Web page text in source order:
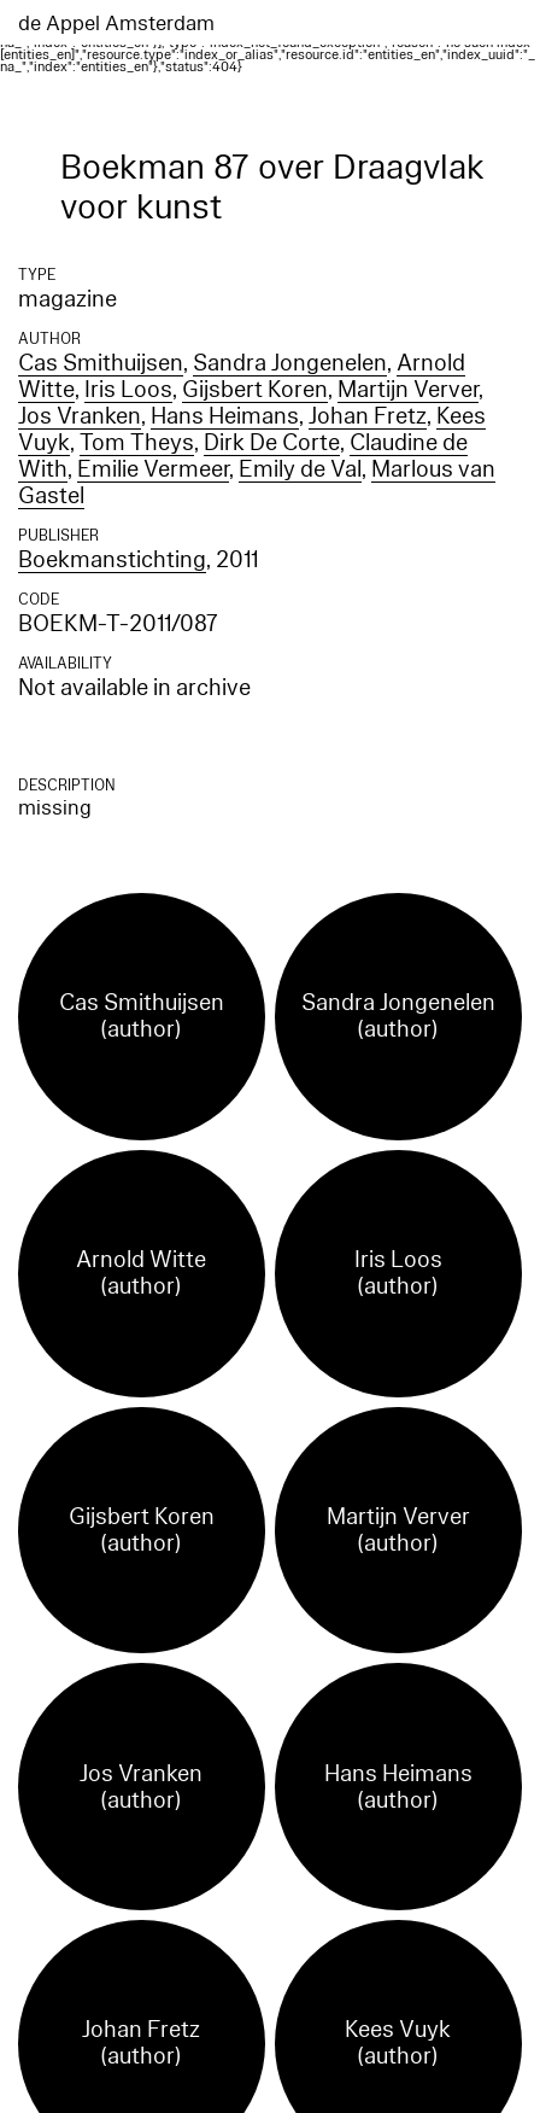
[{"type":"index_not_found_exception","reason":"no such index
[entities_en]","resource.type":"index_or_alias","resource.id":"entities_en","index_uuid":"_
na_","index":"entities_en"}],"type":"index_not_found_exception","reason":"no such index
[entities_en]","resource.type":"index_or_alias","resource.id":"entities_en","index_uuid":"_
na_","index":"entities_en"},"status":404}
de Appel Amsterdam
Boekman 87 over Draagvlak
voor kunst
TYPE
magazine
AUTHOR
Cas Smithuijsen, Sandra Jongenelen,Arnold
Witte, Iris Loos, Gijsbert Koren, Martijn Verver,
Jos Vranken, Hans Heimans,Johan Fretz, Kees
Vuyk,Tom Theys, Dirk De Corte, Claudine de
With, Emilie Vermeer, Emily de Val, Marlous van
Gastel
PUBLISHER
Boekmanstichting, 2011
CODE
BOEKM-T-2011/087
AVAILABILITY
Not available in archive
DESCRIPTION
missing
Cas Smithuijsen
(author)
Sandra Jongenelen
(author)
Arnold Witte
(author)
Iris Loos
(author)
Gijsbert Koren
(author)
Martijn Verver
(author)
Jos Vranken
(author)
Hans Heimans
(author)
Johan Fretz
(author)
Kees Vuyk
(author)